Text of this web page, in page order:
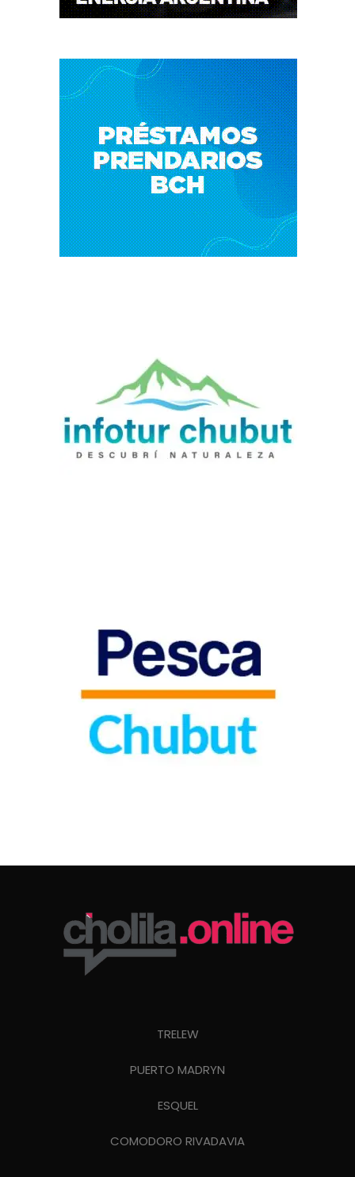
TRELEW
PUERTO MADRYN
ESQUEL
COMODORO RIVADAVIA